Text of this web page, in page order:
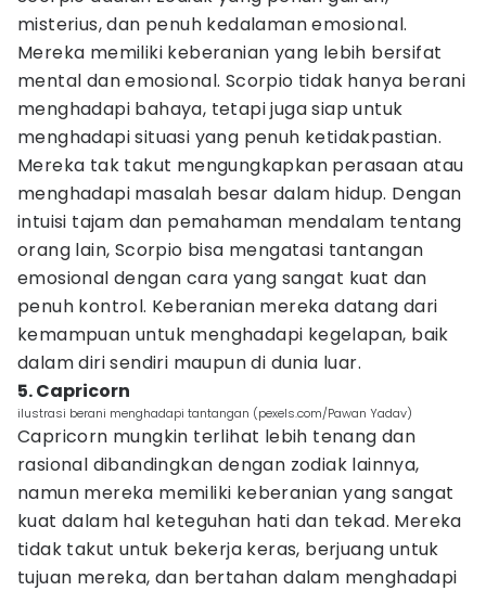
misterius, dan penuh kedalaman emosional.
Mereka memiliki keberanian yang lebih bersifat
mental dan emosional. Scorpio tidak hanya berani
menghadapi bahaya, tetapi juga siap untuk
menghadapi situasi yang penuh ketidakpastian.
Mereka tak takut mengungkapkan perasaan atau
menghadapi masalah besar dalam hidup. Dengan
intuisi tajam dan pemahaman mendalam tentang
orang lain, Scorpio bisa mengatasi tantangan
emosional dengan cara yang sangat kuat dan
penuh kontrol. Keberanian mereka datang dari
kemampuan untuk menghadapi kegelapan, baik
dalam diri sendiri maupun di dunia luar.
5. Capricorn
ilustrasi berani menghadapi tantangan (pexels.com/Pawan Yadav)
Capricorn mungkin terlihat lebih tenang dan
rasional dibandingkan dengan zodiak lainnya,
namun mereka memiliki keberanian yang sangat
kuat dalam hal keteguhan hati dan tekad. Mereka
tidak takut untuk bekerja keras, berjuang untuk
tujuan mereka, dan bertahan dalam menghadapi